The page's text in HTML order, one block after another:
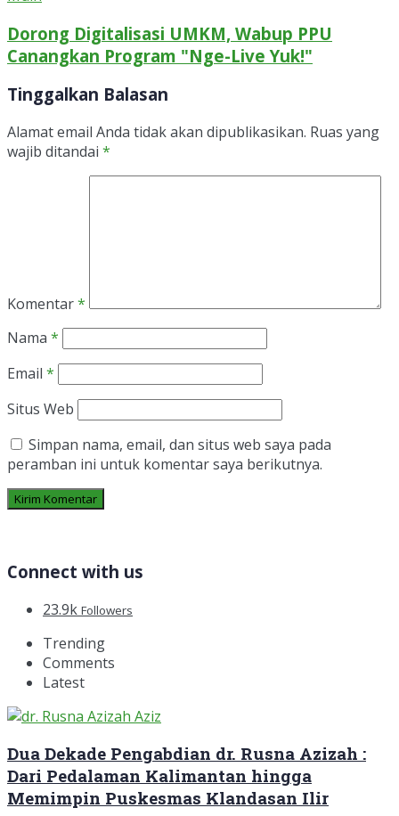
Dorong Digitalisasi UMKM, Wabup PPU
Canangkan Program "Nge-Live Yuk!"
Tinggalkan Balasan
Alamat email Anda tidak akan dipublikasikan. Ruas yang
wajib ditandai *
Komentar*
Nama *
Email *
Situs Web
Simpan nama, email, dan situs web saya pada
peramban ini untuk komentar saya berikutnya.
Connect with us
23.9k Followers
Trending
Comments
Latest
Dua Dekade Pengabdian dr. Rusna Azizah :
Dari Pedalaman Kalimantan hingga
Memimpin Puskesmas Klandasan Ilir